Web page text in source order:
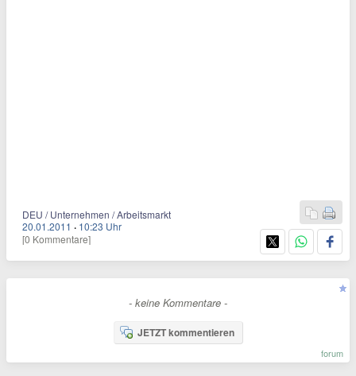
DEU / Unternehmen / Arbeitsmarkt
20.01.2011 · 10:23 Uhr
[0 Kommentare]
- keine Kommentare -
JETZT kommentieren
forum